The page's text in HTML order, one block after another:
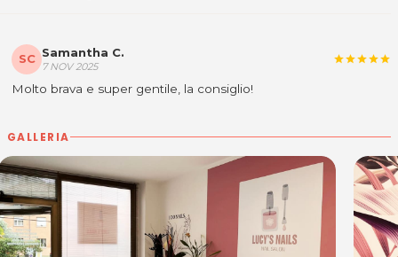
SC Samantha C.
7 NOV 2025
starstarstarstarstar
Molto brava e super gentile, la consiglio!
GALLERIA